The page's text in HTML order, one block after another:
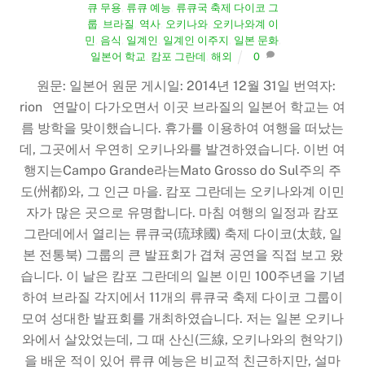
큐 무용 류큐 예능 류큐국 축제 다이코 그
룹 브라질 역사, 오키나와, 오키나와계 이
민 음식 일계인 일계인 이주지 일본 문화,
일본어 학교 캄포 그란데 ,해외 0
원문: 일본어 원문 게시일: 2014년 12월 31일 번역자:
rion 연말이 다가오면서 이곳 브라질의 일본어 학교는 여
름 방학을 맞이했습니다. 휴가를 이용하여 여행을 떠났는
데, 그곳에서 우연히 오키나와를 발견하였습니다. 이번 여
행지는Campo Grande라는Mato Grosso do Sul주의 주
도(州都)와, 그 인근 마을. 캄포 그란데는 오키나와계 이민
자가 많은 곳으로 유명합니다. 마침 여행의 일정과 캄포
그란데에서 열리는 류큐국(琉球國) 축제 다이코(太鼓, 일
본 전통북) 그룹의 큰 발표회가 겹쳐 공연을 직접 보고 왔
습니다. 이 날은 캄포 그란데의 일본 이민 100주년을 기념
하여 브라질 각지에서 11개의 류큐국 축제 다이코 그룹이
모여 성대한 발표회를 개최하였습니다. 저는 일본 오키나
와에서 살았었는데, 그 때 산신(三線, 오키나와의 현악기)
을 배운 적이 있어 류큐 예능은 비교적 친근하지만, 설마